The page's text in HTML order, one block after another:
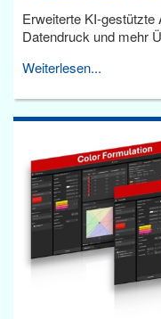
Erweiterte KI-gestützte
Datendruck und mehr
Weiterlesen...